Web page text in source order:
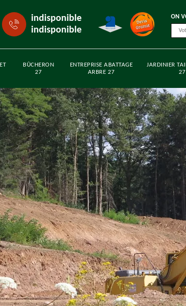
indisponible
indisponible
ON
BÛCHERON
27
ENTREPRISE ABATTAGE
ARBRE 27
JARDINIER
27